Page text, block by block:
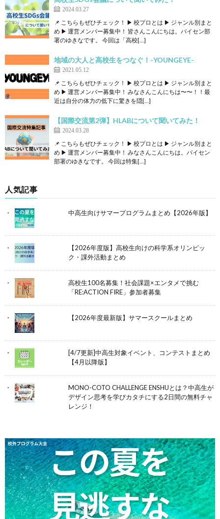
2024.03.27
📌 こちらもぜひチェック！ ▶ 校プロとは ▶ ジャンル別まと
め ▶ 運営メンバー募集中！ 皆さんこんにちは。パイセン部
署のゆきなです。 今回は「高校[…]
地域の大人と高校生をつなぐ！-YOUNGEYE-
2021.05.12
📌 こちらもぜひチェック！ ▶ 校プロとは ▶ ジャンル別まと
め ▶ 運営メンバー募集中！ みなさんこんにちは〜〜！！最
近は自分の体力の低下に驚きを隠[…]
【国際交流第2弾】HLABについて聞いてみた！
2024.03.28
📌 こちらもぜひチェック！ ▶ 校プロとは ▶ ジャンル別まと
め ▶ 運営メンバー募集中！ みなさんこんにちは。パイセン
部署のゆきなです。 今回は特集[…]
人気記事
中高生向けサマープログラムまとめ【2026年版】
【2026年度版】高校生向けの科学系オリンピッ
ク・課外活動まとめ
高校生100名募集！社会課題×エンタメで挑む
「RE:ACTION FIRE」参加者募集
【2026年度最新版】サマースクールまとめ
[4/7更新]中高生対象イベント、コンテストまとめ
【4月以降版】
MONO-COTO CHALLENGE ENSHUとは？中高生が
デザイン思考を学びカタチにする2日間の無料チャ
レンジ！